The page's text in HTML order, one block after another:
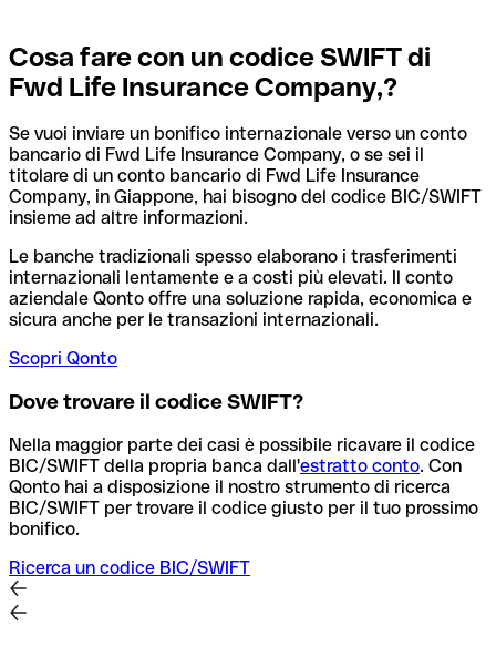
Cosa fare con un codice SWIFT di
Fwd Life Insurance Company,?
Se vuoi inviare un bonifico internazionale verso un conto
bancario di Fwd Life Insurance Company, o se sei il
titolare di un conto bancario di Fwd Life Insurance
Company, in Giappone, hai bisogno del codice BIC/SWIFT
insieme ad altre informazioni.
Le banche tradizionali spesso elaborano i trasferimenti
internazionali lentamente e a costi più elevati. Il conto
aziendale Qonto offre una soluzione rapida, economica e
sicura anche per le transazioni internazionali.
Scopri Qonto
Dove trovare il codice SWIFT?
Nella maggior parte dei casi è possibile ricavare il codice
BIC/SWIFT della propria banca dall'estratto conto. Con
Qonto hai a disposizione il nostro strumento di ricerca
BIC/SWIFT per trovare il codice giusto per il tuo prossimo
bonifico.
Ricerca un codice BIC/SWIFT